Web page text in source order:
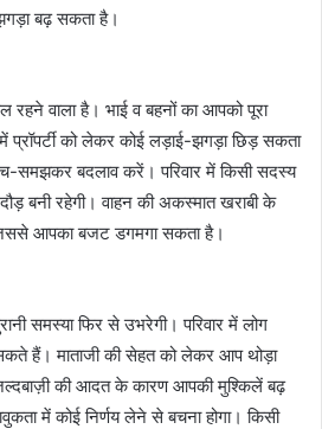
बढ़ सकता है।
वाला है। भाई व बहनों का आपको पूरा
प्रॉपर्टी को लेकर कोई लड़ाई-झगड़ा छिड़ सकता
समझकर बदलाव करें। परिवार में किसी सदस्य
बनी रहेगी। वाहन की अकस्मात खराबी के
आपका बजट डगमगा सकता है।
समस्या फिर से उभरेगी। परिवार में लोग
हैं। माताजी की सेहत को लेकर आप थोड़ा
की आदत के कारण आपकी मुश्किलें बढ़
में कोई निर्णय लेने से बचना होगा। किसी